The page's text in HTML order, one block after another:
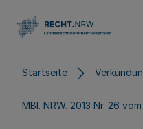
Startseite
MBl. NRW. 2013 Nr. 26 vom